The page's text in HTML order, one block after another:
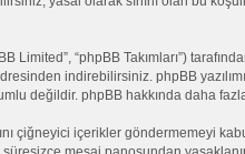
Limited”, “phpBB Takımları”)
indirebilirsiniz. phpBB
değildir. phpBB hakkında daha
içerikler göndermemeyi